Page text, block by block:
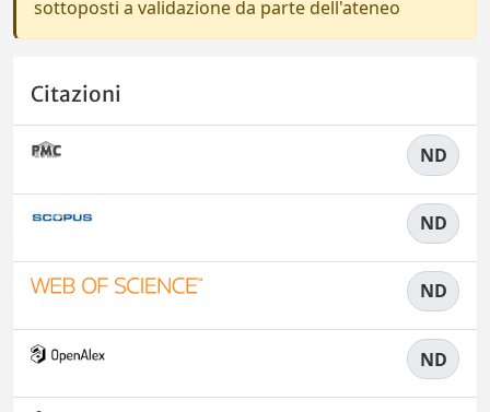
sottoposti a validazione da parte dell'ateneo
Citazioni
ND
ND
ND
ND